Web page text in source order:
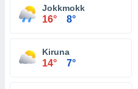
Jokkmokk
16° 8°
Kiruna
14° 7°